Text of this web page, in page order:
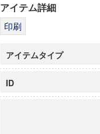
アイテム詳細
アイテムタイプ
ID